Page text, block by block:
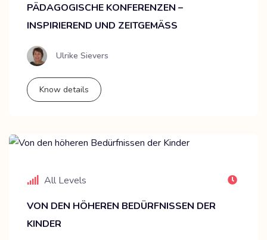
PÄDAGOGISCHE KONFERENZEN –
INSPIRIEREND UND ZEITGEMÄSS
Ulrike Sievers
Know details
All Levels
VON DEN HÖHEREN BEDÜRFNISSEN DER
KINDER